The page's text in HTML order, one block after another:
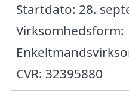
Startdato: 28.
Virksomhedsform:
CVR: 32395880